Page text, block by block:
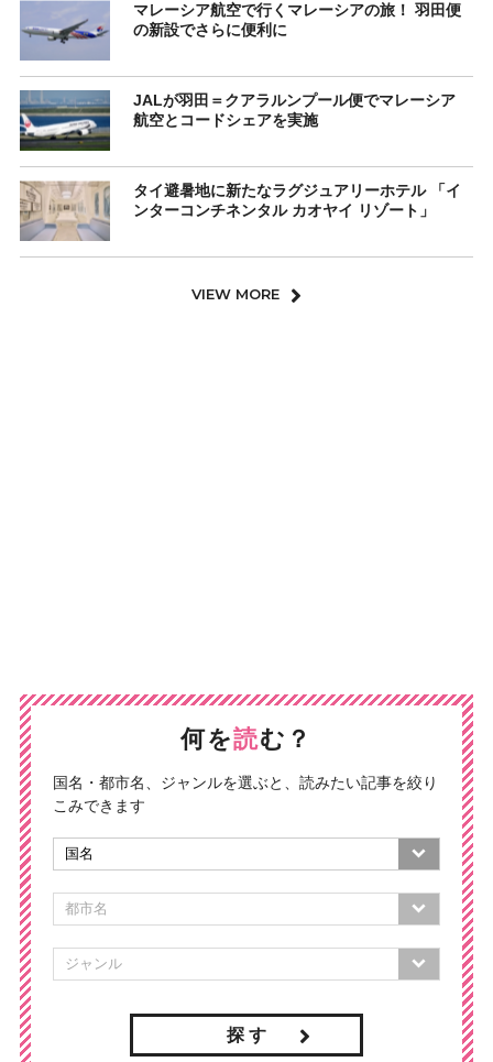
マレーシア航空で行くマレーシアの旅！ 羽田便
の新設でさらに便利に
JALが羽田＝クアラルンプール便でマレーシア
航空とコードシェアを実施
タイ避暑地に新たなラグジュアリーホテル 「イ
ンターコンチネンタル カオヤイ リゾート」
VIEW MORE
何を読む？
国名・都市名、ジャンルを選ぶと、読みたい記事を絞り
こみできます
探 す